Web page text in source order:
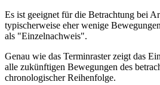
Es ist geeignet für die Betrachtung bei
typischerweise eher wenige
als "Einzelnachweis".
Genau wie das Terminraster zeigt das
alle zukünftigen Bewegungen des
chronologischer Reihenfolge.